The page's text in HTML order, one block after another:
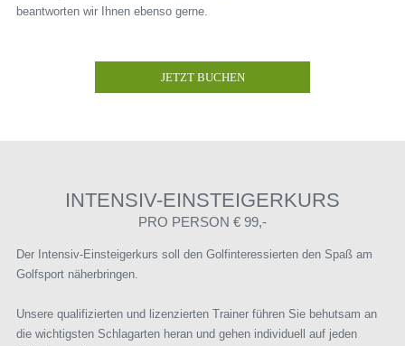
beantworten wir Ihnen ebenso gerne.
JETZT BUCHEN
INTENSIV-EINSTEIGERKURS
PRO PERSON € 99,-
Der Intensiv-Einsteigerkurs soll den Golfinteressierten den Spaß am
Golfsport näherbringen.
Unsere qualifizierten und lizenzierten Trainer führen Sie behutsam an
die wichtigsten Schlagarten heran und gehen individuell auf jeden